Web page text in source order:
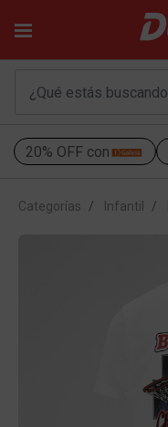
20% OFF con
Categorías Infantil